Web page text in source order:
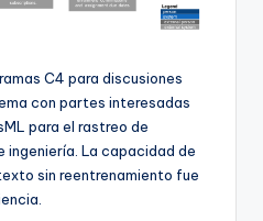
C4 para discusiones
con partes interesadas
para el rastreo de
ingeniería. La capacidad de
sin reentrenamiento fue